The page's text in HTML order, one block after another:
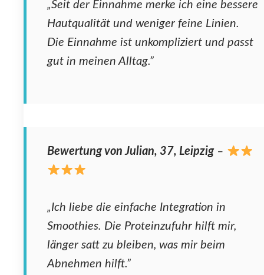
„Seit der Einnahme merke ich eine bessere
Hautqualität und weniger feine Linien.
Die Einnahme ist unkompliziert und passt
gut in meinen Alltag.”
Bewertung von Julian, 37, Leipzig–
„Ich liebe die einfache Integration in
Smoothies. Die Proteinzufuhr hilft mir,
länger satt zu bleiben, was mir beim
Abnehmen hilft.”